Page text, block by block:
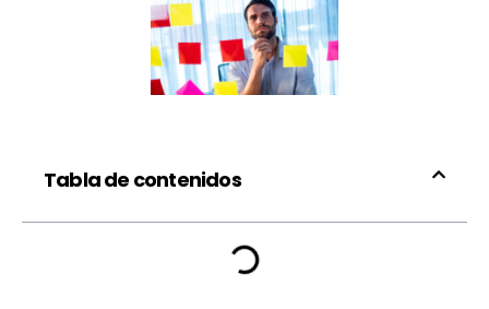
Tabla de contenidos